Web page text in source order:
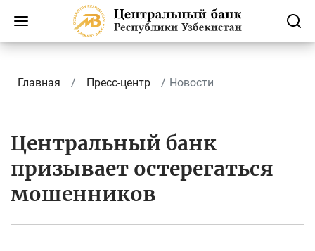
Главная Пресс-центр Новости
Центральный банк
призывает остерегаться
мошенников